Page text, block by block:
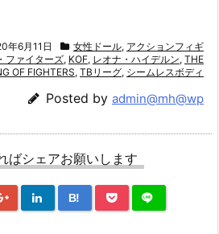
年6月11日 女性ドール, アクションフィギ
ファイターズ, KOF, レオナ・ハイデルン, THE
OF FIGHTERS, TBリーグ, シームレスボディ
Posted by admin@mh@wp
ばシェアお願いします
B!